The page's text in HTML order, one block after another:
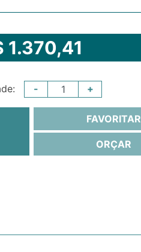
1.370,41
- +
FAVORITAR
ORÇAR